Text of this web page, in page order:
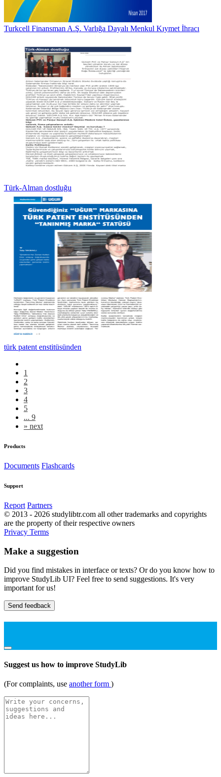
Turkcell Finansman A.Ş. Varlığa Dayalı Menkul Kıymet İhracı
Türk-Alman dostluğu
türk patent enstitüsünden
1
2
3
4
5
... 9
» next
Products
Documents Flashcards
Support
Report Partners
© 2013 - 2026 studylibtr.com all other trademarks and copyrights
are the property of their respective owners
Privacy Terms
Make a suggestion
Did you find mistakes in interface or texts? Or do you know how to
improve StudyLib UI? Feel free to send suggestions. It's very
important for us!
Send feedback
Suggest us how to improve StudyLib
(For complaints, use another form )